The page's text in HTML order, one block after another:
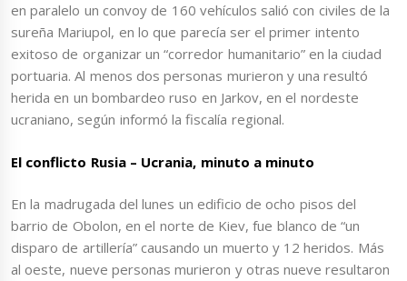
en paralelo un convoy de 160 vehículos salió con civiles de la
sureña Mariupol, en lo que parecía ser el primer intento
exitoso de organizar un “corredor humanitario” en la ciudad
portuaria. Al menos dos personas murieron y una resultó
herida en un bombardeo ruso en Jarkov, en el nordeste
ucraniano, según informó la fiscalía regional.
El conflicto Rusia – Ucrania, minuto a minuto
En la madrugada del lunes un edificio de ocho pisos del
barrio de Obolon, en el norte de Kiev, fue blanco de “un
disparo de artillería” causando un muerto y 12 heridos. Más
al oeste, nueve personas murieron y otras nueve resultaron